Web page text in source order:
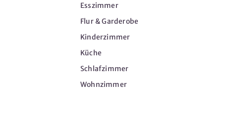
Esszimmer
Flur & Garderobe
Kinderzimmer
Küche
Schlafzimmer
Wohnzimmer